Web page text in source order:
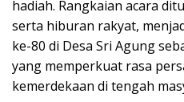
hadiah. Rangkaian acara
serta hiburan rakyat,
ke-80 di Desa Sri Agung
yang memperkuat rasa
kemerdekaan di tengah